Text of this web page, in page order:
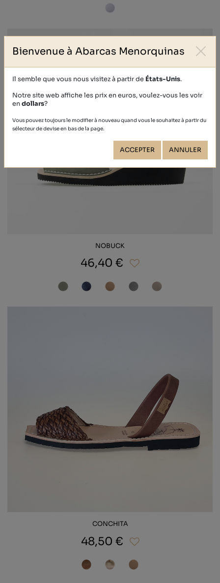
NOBUCK
46,40 €
CONCHITA
48,50 €
Bienvenue à Abarcas Menorquinas
Il semble que vous nous visitez à partir de États-Unis.
Notre site web affiche les prix en euros, voulez-vous les voir
endollars?
Vous pouvez toujours le modifier à nouveau quand vous le souhaitez à partir du
sélecteur de devise en bas de la page.
ACCEPTER ANNULER